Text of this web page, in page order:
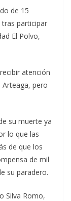
de 15
participar
El Polvo,
atención
Arteaga, pero
su muerte ya
lo que las
de que los
de mil
su paradero.
Silva Romo,